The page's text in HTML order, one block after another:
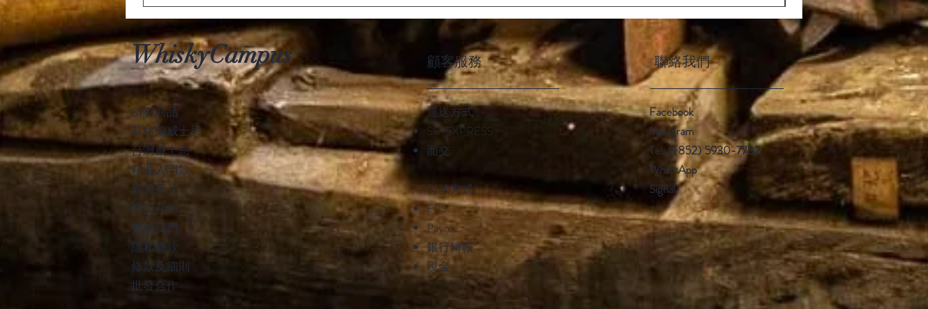
WhiskyCampus 顧客服務
所有商品
蘇格蘭威士忌
台灣​威士忌
精選入門款
週邊產品
商店介紹
聯絡我們
隱私條款
條款及細則
批發合作
運送方式
SF-EXPRESS
面交
付款方式
FPS
Payme
銀行轉帳
現金
聯絡我們
Facebook
Instagram
Tel: (+852) 5930-7782
WhatsApp
Signal